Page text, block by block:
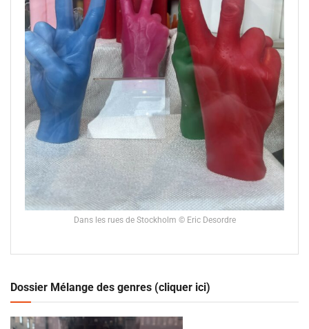
Dans les rues de Stockholm © Eric Desordre
Dossier Mélange des genres (cliquer ici)